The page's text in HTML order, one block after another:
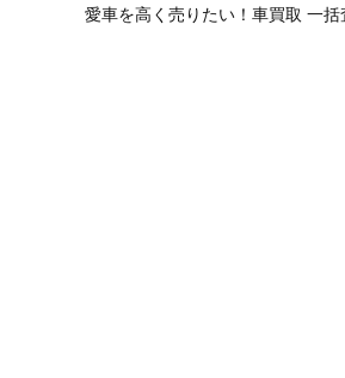
愛車を高く売りたい！車買取 一括